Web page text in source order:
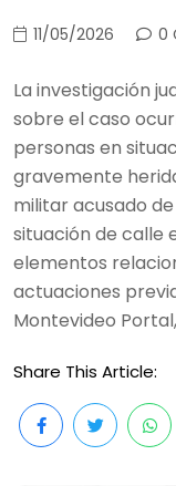
11/05/2026 0
La investigación
sobre el caso
personas en
gravemente
militar acusado
situación de calle
elementos
actuaciones
Montevideo
Share This Article: